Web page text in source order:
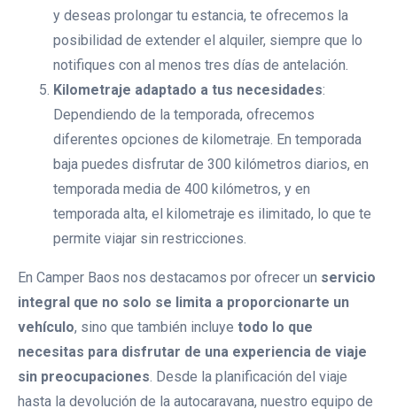
y deseas prolongar tu estancia, te ofrecemos la
posibilidad de extender el alquiler, siempre que lo
notifiques con al menos tres días de antelación.
Kilometraje adaptado a tus necesidades:
Dependiendo de la temporada, ofrecemos
diferentes opciones de kilometraje. En temporada
baja puedes disfrutar de 300 kilómetros diarios, en
temporada media de 400 kilómetros, y en
temporada alta, el kilometraje es ilimitado, lo que te
permite viajar sin restricciones.
En Camper Baos nos destacamos por ofrecer un servicio
integral que no solo se limita a proporcionarte un
vehículo, sino que también incluye todo lo que
necesitas para disfrutar de una experiencia de viaje
sin preocupaciones. Desde la planificación del viaje
hasta la devolución de la autocaravana, nuestro equipo de